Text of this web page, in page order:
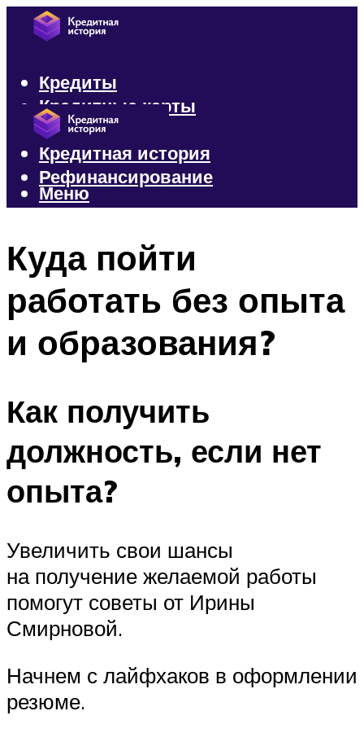
Кредиты
Кредитные карты
Микрозаймы
Кредитная история
Рефинансирование
Меню
Куда пойти
работать без опыта
и образования?
Как получить
должность, если нет
опыта?
Увеличить свои шансы
на получение желаемой работы
помогут советы от Ирины
Смирновой.
Начнем с лайфхаков в оформлении
резюме.